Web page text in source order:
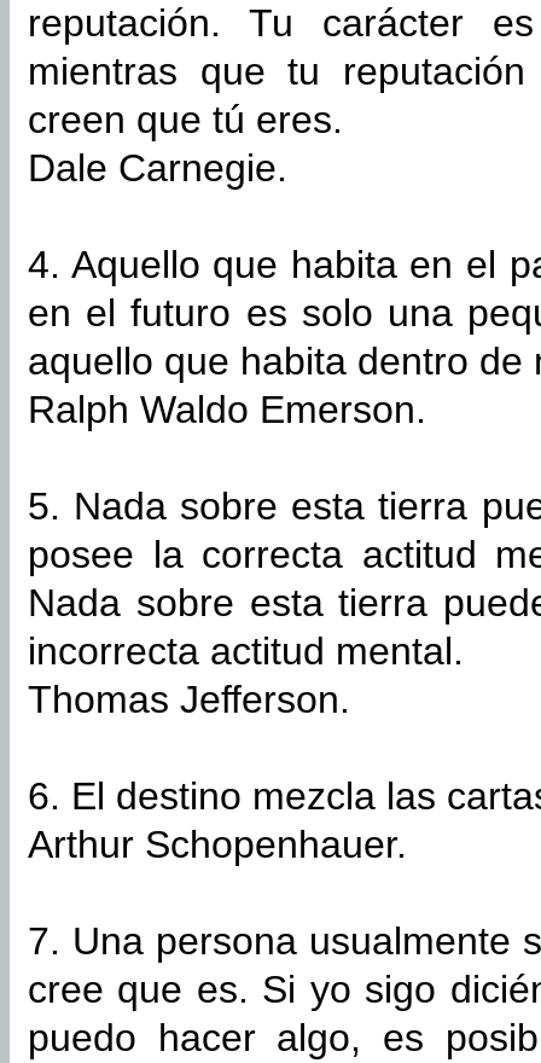
reputación. Tu carácter
mientras que tu
creen que tú eres.
Dale Carnegie.
4. Aquello que habita en el
en el futuro es solo una
aquello que habita dentro de
Ralph Waldo Emerson.
5. Nada sobre esta tierra
posee la correcta actitud
Nada sobre esta tierra
incorrecta actitud mental.
Thomas Jefferson.
6. El destino mezcla las
Arthur Schopenhauer.
7. Una persona usualmente
cree que es. Si yo sigo
puedo hacer algo, es